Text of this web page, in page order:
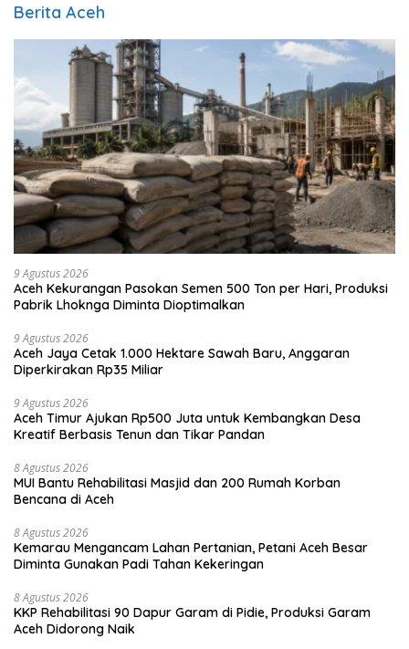
Berita Aceh
9 Agustus 2026
Aceh Kekurangan Pasokan Semen 500 Ton per Hari, Produksi
Pabrik Lhoknga Diminta Dioptimalkan
9 Agustus 2026
Aceh Jaya Cetak 1.000 Hektare Sawah Baru, Anggaran
Diperkirakan Rp35 Miliar
9 Agustus 2026
Aceh Timur Ajukan Rp500 Juta untuk Kembangkan Desa
Kreatif Berbasis Tenun dan Tikar Pandan
8 Agustus 2026
MUI Bantu Rehabilitasi Masjid dan 200 Rumah Korban
Bencana di Aceh
8 Agustus 2026
Kemarau Mengancam Lahan Pertanian, Petani Aceh Besar
Diminta Gunakan Padi Tahan Kekeringan
8 Agustus 2026
KKP Rehabilitasi 90 Dapur Garam di Pidie, Produksi Garam
Aceh Didorong Naik